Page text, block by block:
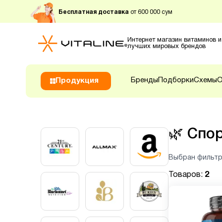
Бесплатная доставка от 600 000 сум
Интернет магазин витаминов
лучших мировых брендов
Продукция Бренды ПодборкиСхемы
🌿
Выбран
Товаров: 2